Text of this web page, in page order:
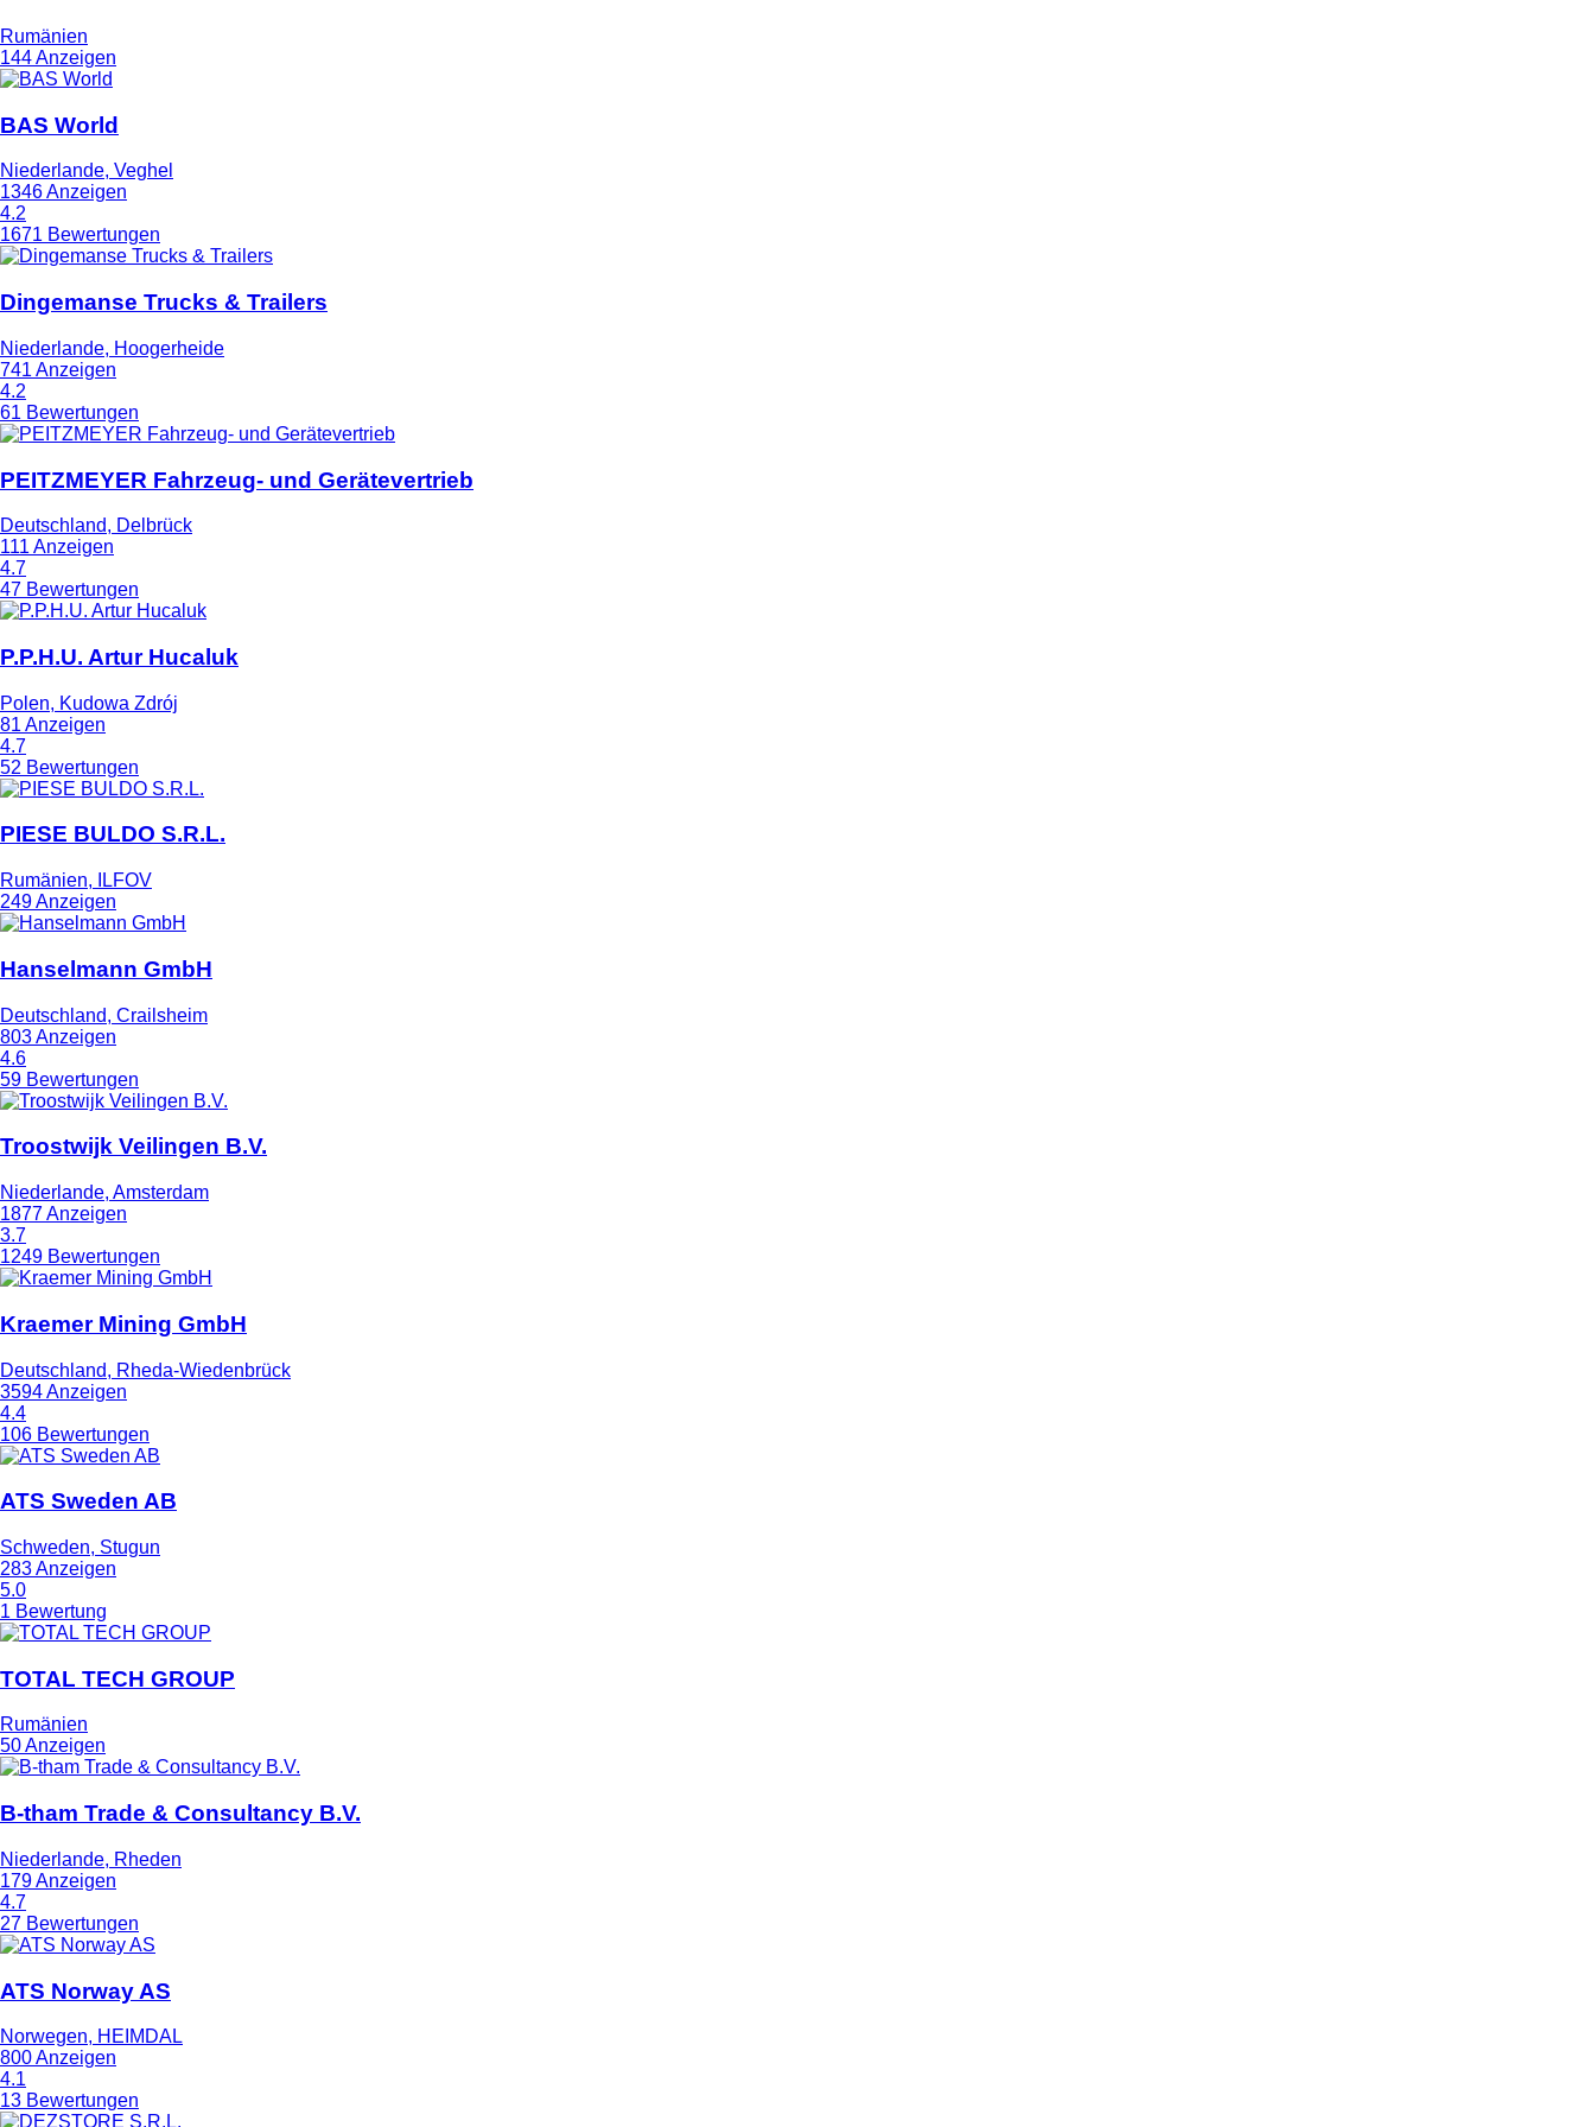
Rumänien
144 Anzeigen
BAS World
Niederlande, Veghel
1346 Anzeigen
4.2
1671 Bewertungen
Dingemanse Trucks & Trailers
Niederlande, Hoogerheide
741 Anzeigen
4.2
61 Bewertungen
PEITZMEYER Fahrzeug- und Gerätevertrieb
Deutschland, Delbrück
111 Anzeigen
4.7
47 Bewertungen
P.P.H.U. Artur Hucaluk
Polen, Kudowa Zdrój
81 Anzeigen
4.7
52 Bewertungen
PIESE BULDO S.R.L.
Rumänien, ILFOV
249 Anzeigen
Hanselmann GmbH
Deutschland, Crailsheim
803 Anzeigen
4.6
59 Bewertungen
Troostwijk Veilingen B.V.
Niederlande, Amsterdam
1877 Anzeigen
3.7
1249 Bewertungen
Kraemer Mining GmbH
Deutschland, Rheda-Wiedenbrück
3594 Anzeigen
4.4
106 Bewertungen
ATS Sweden AB
Schweden, Stugun
283 Anzeigen
5.0
1 Bewertung
TOTAL TECH GROUP
Rumänien
50 Anzeigen
B-tham Trade & Consultancy B.V.
Niederlande, Rheden
179 Anzeigen
4.7
27 Bewertungen
ATS Norway AS
Norwegen, HEIMDAL
800 Anzeigen
4.1
13 Bewertungen